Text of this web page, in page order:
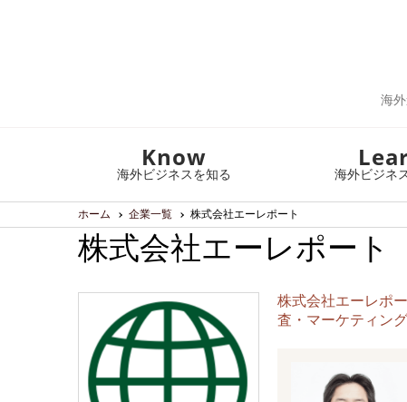
海
Know
海外ビジネスを知る 海外ビジネ
ホーム 企業一覧 株式会社エーレポート
株式会社エーレポート
株式会社エーレポ
査・マーケティン